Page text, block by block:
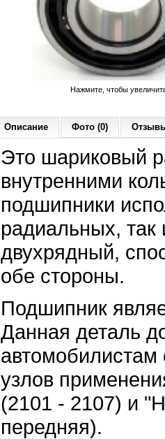
Нажмите, чтобы
Описание Фото (0)
Это шариковый
внутренними
подшипники
радиальных, так
двухрядный,
обе стороны.
Подшипник
Данная деталь
автомобилистам
узлов
(2101 - 2107) и
передняя).